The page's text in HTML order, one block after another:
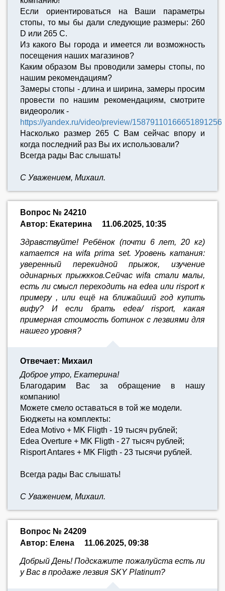
Если ориентироваться на Ваши параметры
стопы, то мы бы дали следующие размеры: 260
D или 265 С.
Из какого Вы города и имеется ли возможность
посещения наших магазинов?
Каким образом Вы проводили замеры стопы, по
нашим рекомендациям?
Замеры стопы - длина и ширина, замеры просим
провести по нашим рекомендациям, смотрите
видеоролик -
https://yandex.ru/video/preview/15879110166651891256
Насколько размер 265 С Вам сейчас впору и
когда последний раз Вы их использовали?
Всегда рады Вас слышать!
С Уважением, Михаил.
Вопрос № 24210
Автор: Екатерина
11.06.2025, 10:35
Здравствуйте! Ребёнок (почти 6 лет, 20 кг)
катается на wifa prima set. Уровень катания:
уверенный перекидной прыжок, изучение
одинарных прыжкков.Сейчас wifa стали малы,
есть ли смысл переходить на edea или risport к
примеру , или ещё на ближайший год купить
вифу? И если брать edea/ risport, какая
примерная стоимость ботинок с лезвиями для
нашего уровня?
Отвечает: Михаил
Доброе утро, Екатерина!
Благодарим Вас за обращение в нашу
компанию!
Можете смело оставаться в той же модели.
Бюджеты на комплекты:
Edea Motivo + MK Fligth - 19 тысяч рублей;
Edea Overture + MK Fligth - 27 тысяч рублей;
Risport Antares + MK Fligth - 23 тысячи рублей.
Всегда рады Вас слышать!
С Уважением, Михаил.
Вопрос № 24209
Автор: Елена
11.06.2025, 09:38
Добрый День! Подскажите пожалуйста есть ли
у Вас в продаже лезвия SKY Platinum?